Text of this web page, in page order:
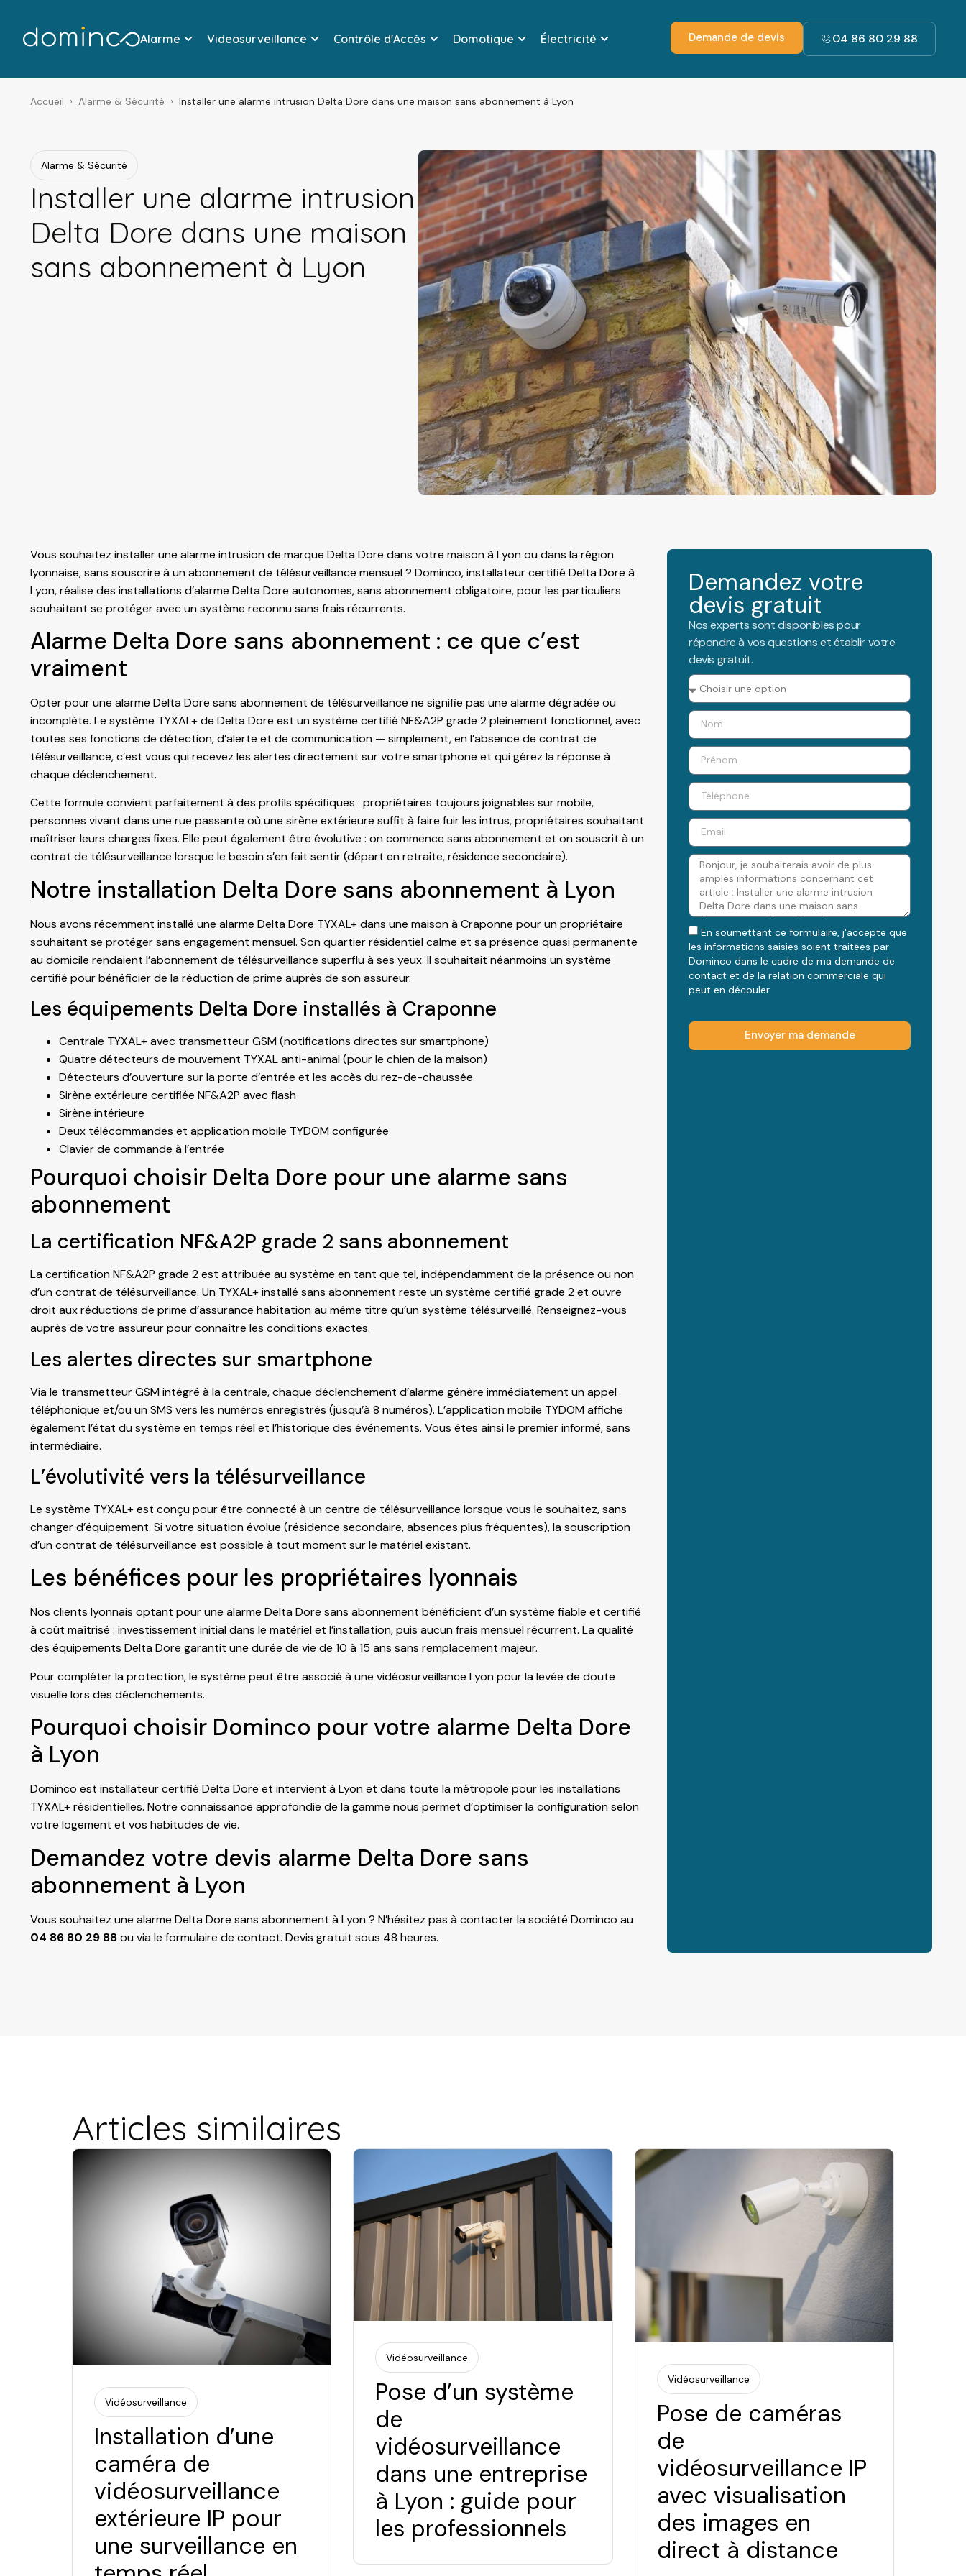
Alarme Videosurveillance Contrôle d'Accès Domotique Électricité Demande de devis 04 86 80 29 88
Accueil Alarme & Sécurité Installer une alarme intrusion Delta Dore dans une maison sans abonnement à Lyon
Alarme & Sécurité
Installer une alarme intrusion
Delta Dore dans une maison
sans abonnement à Lyon
Vous souhaitez installer une alarme intrusion de marque Delta Dore dans votre maison à Lyon ou dans la région
lyonnaise, sans souscrire à un abonnement de télésurveillance mensuel ? Dominco, installateur certifié Delta Dore à
Lyon, réalise des installations d’alarme Delta Dore autonomes, sans abonnement obligatoire, pour les particuliers
souhaitant se protéger avec un système reconnu sans frais récurrents.
Alarme Delta Dore sans abonnement : ce que c’est
vraiment
Opter pour une alarme Delta Dore sans abonnement de télésurveillance ne signifie pas une alarme dégradée ou
incomplète. Le système TYXAL+ de Delta Dore est un système certifié NF&A2P grade 2 pleinement fonctionnel, avec
toutes ses fonctions de détection, d’alerte et de communication — simplement, en l’absence de contrat de
télésurveillance, c’est vous qui recevez les alertes directement sur votre smartphone et qui gérez la réponse à
chaque déclenchement.
Cette formule convient parfaitement à des profils spécifiques : propriétaires toujours joignables sur mobile,
personnes vivant dans une rue passante où une sirène extérieure suffit à faire fuir les intrus, propriétaires souhaitant
maîtriser leurs charges fixes. Elle peut également être évolutive : on commence sans abonnement et on souscrit à un
contrat de télésurveillance lorsque le besoin s’en fait sentir (départ en retraite, résidence secondaire).
Notre installation Delta Dore sans abonnement à Lyon
Nous avons récemment installé une alarme Delta Dore TYXAL+ dans une maison à Craponne pour un propriétaire
souhaitant se protéger sans engagement mensuel. Son quartier résidentiel calme et sa présence quasi permanente
au domicile rendaient l’abonnement de télésurveillance superflu à ses yeux. Il souhaitait néanmoins un système
certifié pour bénéficier de la réduction de prime auprès de son assureur.
Les équipements Delta Dore installés à Craponne
Centrale TYXAL+ avec transmetteur GSM (notifications directes sur smartphone)
Quatre détecteurs de mouvement TYXAL anti-animal (pour le chien de la maison)
Détecteurs d’ouverture sur la porte d’entrée et les accès du rez-de-chaussée
Sirène extérieure certifiée NF&A2P avec flash
Sirène intérieure
Deux télécommandes et application mobile TYDOM configurée
Clavier de commande à l’entrée
Pourquoi choisir Delta Dore pour une alarme sans
abonnement
La certification NF&A2P grade 2 sans abonnement
La certification NF&A2P grade 2 est attribuée au système en tant que tel, indépendamment de la présence ou non
d’un contrat de télésurveillance. Un TYXAL+ installé sans abonnement reste un système certifié grade 2 et ouvre
droit aux réductions de prime d’assurance habitation au même titre qu’un système télésurveillé. Renseignez-vous
auprès de votre assureur pour connaître les conditions exactes.
Les alertes directes sur smartphone
Via le transmetteur GSM intégré à la centrale, chaque déclenchement d’alarme génère immédiatement un appel
téléphonique et/ou un SMS vers les numéros enregistrés (jusqu’à 8 numéros). L’application mobile TYDOM affiche
également l’état du système en temps réel et l’historique des événements. Vous êtes ainsi le premier informé, sans
intermédiaire.
L’évolutivité vers la télésurveillance
Le système TYXAL+ est conçu pour être connecté à un centre de télésurveillance lorsque vous le souhaitez, sans
changer d’équipement. Si votre situation évolue (résidence secondaire, absences plus fréquentes), la souscription
d’un contrat de télésurveillance est possible à tout moment sur le matériel existant.
Les bénéfices pour les propriétaires lyonnais
Nos clients lyonnais optant pour une alarme Delta Dore sans abonnement bénéficient d’un système fiable et certifié
à coût maîtrisé : investissement initial dans le matériel et l’installation, puis aucun frais mensuel récurrent. La qualité
des équipements Delta Dore garantit une durée de vie de 10 à 15 ans sans remplacement majeur.
Pour compléter la protection, le système peut être associé à une vidéosurveillance Lyonpour la levée de doute
visuelle lors des déclenchements.
Pourquoi choisir Dominco pour votre alarme Delta Dore
à Lyon
Dominco est installateur certifié Delta Dore et intervient à Lyon et dans toute la métropole pour les installations
TYXAL+ résidentielles. Notre connaissance approfondie de la gamme nous permet d’optimiser la configuration selon
votre logement et vos habitudes de vie.
Demandez votre devis alarme Delta Dore sans
abonnement à Lyon
Vous souhaitez une alarme Delta Dore sans abonnement à Lyon ? N’hésitez pas à contacter la société Dominco au
04 86 80 29 88ou via le formulaire de contact. Devis gratuit sous 48 heures.
Demandez votre
devis gratuit
Nos experts sont disponibles pour
répondre à vos questions et établir votre
devis gratuit.
En soumettant ce formulaire, j'accepte que
les informations saisies soient traitées par
Dominco dans le cadre de ma demande de
contact et de la relation commerciale qui
peut en découler.
Envoyer ma demande
Articles similaires
Vidéosurveillance
Installation d’une
caméra de
vidéosurveillance
extérieure IP pour
une surveillance en
Vidéosurveillance
Pose d’un système
de
vidéosurveillance
dans une entreprise
à Lyon : guide pour
les professionnels
Vidéosurveillance
Pose de caméras
de
vidéosurveillance IP
avec visualisation
des images en
direct à distance